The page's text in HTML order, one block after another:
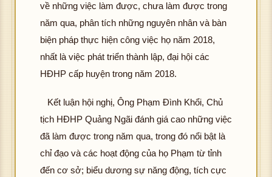
về những việc làm được, chưa làm được trong
năm qua, phân tích những nguyên nhân và bàn
biện pháp thực hiện công việc họ năm 2018,
nhất là việc phát triển thành lập, đại hội các
HĐHP cấp huyện trong năm 2018.
Kết luận hội nghị, Ông Phạm Đình Khổi, Chủ
tịch HĐHP Quảng Ngãi đánh giá cao những việc
đã làm được trong năm qua, trong đó nổi bật là
chỉ đạo và các hoạt động của họ Phạm từ tỉnh
đến cơ sở; biểu dương sự năng động, tích cực